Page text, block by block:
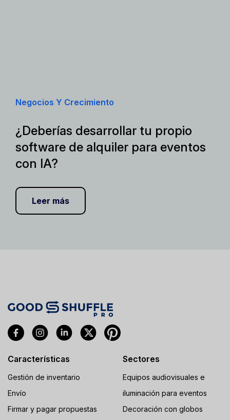
Negocios Y Crecimiento
¿Deberías desarrollar tu propio
software de alquiler para eventos
con IA?
Leer más
Características
Gestión de inventario
Envío
Firmar y pagar propuestas
Sectores
Equipos audiovisuales e
iluminación para eventos
Decoración con globos